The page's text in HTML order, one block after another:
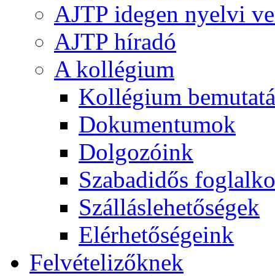
AJTP idegen nyelvi
AJTP híradó
A kollégium
Kollégium
Dokumentumok
Dolgozóink
Szabadidős
Szálláslehetőségek
Elérhetőségeink
Felvételizőknek